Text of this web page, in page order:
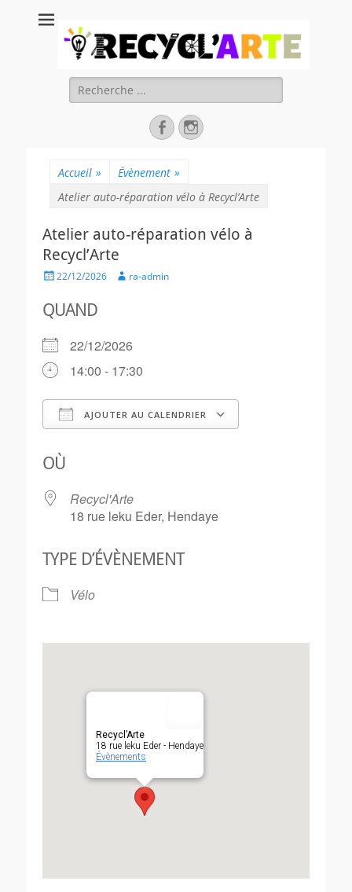
Recycl'Arte, faire
soi-même et
réduire les
déchets
Rechercher :
FacebookInstagram
Accueil » Évènement »
Atelier auto-réparation vélo à Recycl’Arte
Atelier auto-réparation vélo à
Recycl’Arte
Posted22/12/2026 Authorra-admin
QUAND
22/12/2026
14:00 - 17:30
AJOUTER AU CALENDRIER
OÙ
Recycl'Arte
18 rue leku Eder, Hendaye
TYPE D’ÉVÈNEMENT
Vélo
Recycl’Arte
18 rue leku Eder - Hendaye
Évènements